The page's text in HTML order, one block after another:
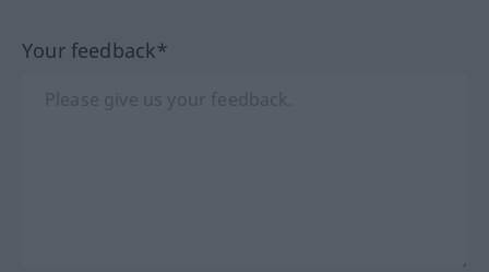
Your feedback*